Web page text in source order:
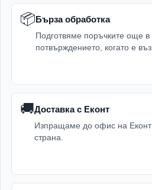
📦Бърза обработка
Подготвяме поръчките още в
потвърждението, когато е
🚚Доставка с Еконт
Изпращаме до офис на
страна.